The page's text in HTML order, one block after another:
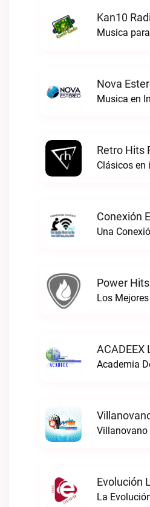
Kan10
Musica
Nova
Musica en
Retro Hits
Clásicos en
Conexión
Una
Power
Los
ACADEEX
Academia
Villanovano
Evolución
La